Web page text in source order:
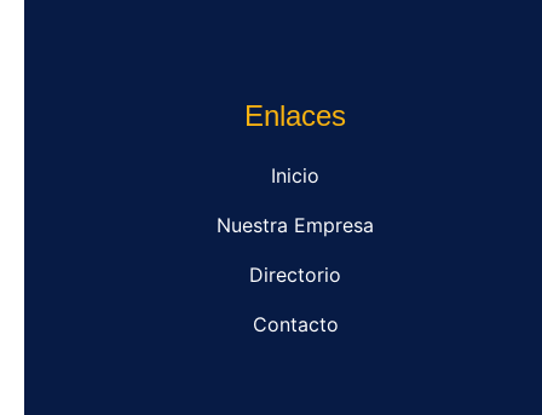
Enlaces
Inicio
Nuestra Empresa
Directorio
Contacto